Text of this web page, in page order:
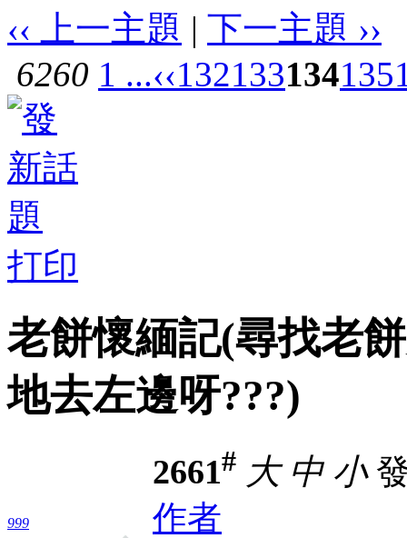
‹‹ 上一主題 | 下一主題 ››
6260 1 ...‹‹132133134135
打印
老餅懷緬記(尋找老
地去左邊呀???)
999
2661# 大 中 小
作者